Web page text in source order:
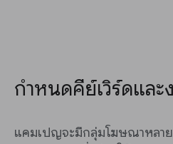
กำหนดคีย์เวิร์ดแล
แคมเปญจะมีกลุ่มโฆษณาหลา